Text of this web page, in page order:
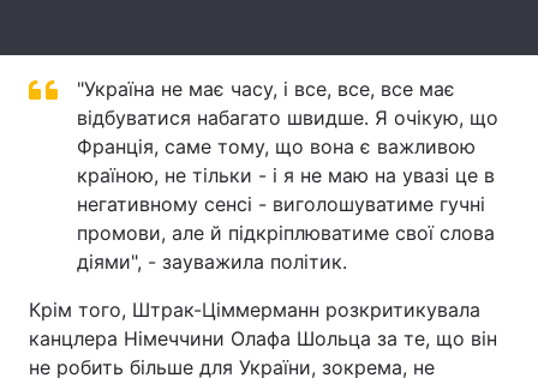
"Україна не має часу, і все, все, все має
відбуватися набагато швидше. Я очікую, що
Франція, саме тому, що вона є важливою
країною, не тільки - і я не маю на увазі це в
негативному сенсі - виголошуватиме гучні
промови, але й підкріплюватиме свої слова
діями", - зауважила політик.
Крім того, Штрак-Ціммерманн розкритикувала
канцлера Німеччини Олафа Шольца за те, що він
не робить більше для України, зокрема, не